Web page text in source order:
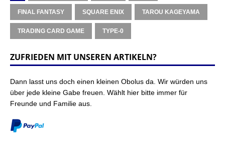
FINAL FANTASY SQUARE ENIX TAROU KAGEYAMA
TRADING CARD GAME TYPE-0
ZUFRIEDEN MIT UNSEREN ARTIKELN?
Dann lasst uns doch einen kleinen Obolus da. Wir würden uns
über jede kleine Gabe freuen. Wählt hier bitte immer für
Freunde und Familie aus.